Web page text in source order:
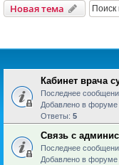
Новая тема
Кабинет врача
Последнее
Добавлено в форуме
Ответы: 5
Связь с
Последнее
Добавлено в форуме